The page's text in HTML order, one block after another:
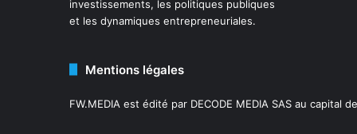
investissements, les politiques publiques
et les dynamiques entrepreneuriales.
Mentions légales
FW.MEDIA est édité par DECODE MEDIA SAS au capital